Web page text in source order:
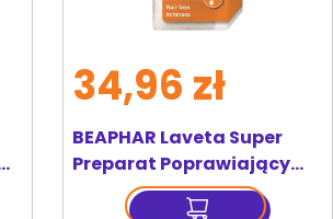
BEAPHAR Laveta Super
Preparat Poprawiający
Kondycję Sierści Dla Kota
34,96 zł